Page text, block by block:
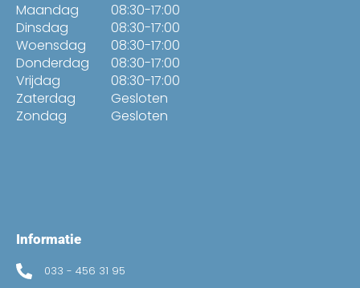
Maandag
Dinsdag
Woensdag
Donderdag
Vrijdag
Zaterdag
Zondag
08:30-17:00
08:30-17:00
08:30-17:00
08:30-17:00
08:30-17:00
Gesloten
Gesloten
Informatie
033 - 456 31 95